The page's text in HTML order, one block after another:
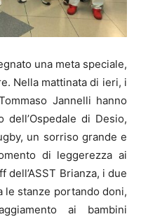
una meta speciale,
Nella mattinata di ieri, i
Jannelli hanno
di Desio,
un sorriso grande e
di leggerezza ai
Brianza, i due
stanze portando doni,
ai bambini